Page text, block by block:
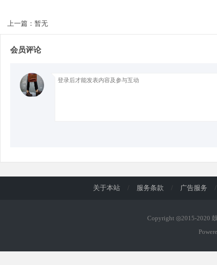
上一篇：暂无
会员评论
关于本站 / 服务条款 / 广告服务 /
Copyright ◎2015-2020